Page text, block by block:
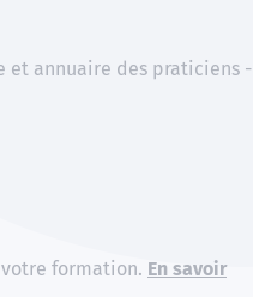
et annuaire des praticiens -
formation. En savoir